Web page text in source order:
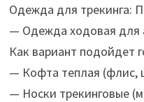
Одежда для трекинга:
— Одежда ходовая для
Как вариант подойдет
— Кофта теплая (флис,
— Носки трекинговые